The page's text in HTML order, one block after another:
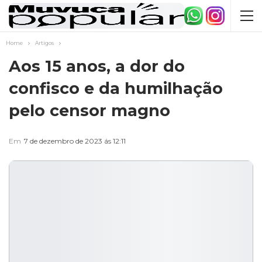
Home Artigos
Aos 15 anos, a dor do
confisco e da humilhação
pelo censor magno
Em 7 de dezembro de 2023 ás 12:11